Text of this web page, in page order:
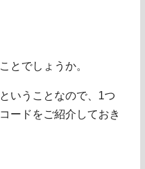
とでしょうか。
いうことなので、1つ
ードをご紹介しておき